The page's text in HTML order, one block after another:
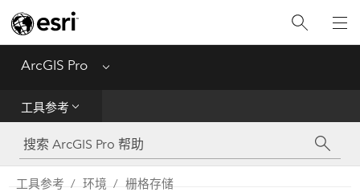
ArcGIS Pro Menu
工具参考
工具参考
Python
工具参考 环境 栅格存储